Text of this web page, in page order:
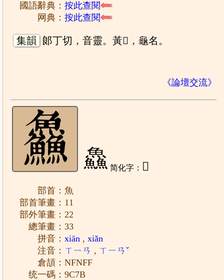
國語辭典：按此查閱
网典：按此查閱
集韻 郞丁切，音靈。黃𪛈，龜名。
《論壇交流》
鱻 简化字： 𱈜
部首：魚
部首筆畫：11
部外筆畫：22
總筆畫：33
拼音：xiān ,xiǎn
注音： ㄒㄧㄢ , ㄒㄧㄢˇ
倉頡：NFNFF
统一碼：9C7B